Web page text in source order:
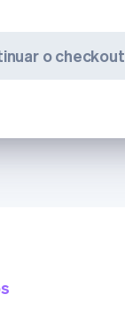
o checkout